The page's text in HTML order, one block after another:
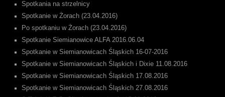
Spotkania na strzelnicy
Spotkanie w Żorach (23.04.2016)
Po spotkaniu w Żorach (23.04.2016)
Spotkanie Siemianowice ALFA 2016.06.04
Spotkanie w Siemianowicach Śląskich 16-07-2016
Spotkanie w Siemianowicach Śląskich i Dixie 11.08.2016
Spotkanie w Siemianowicach Śląskich 17.08.2016
Spotkanie w Siemianowicach Śląskich 27.08.2016